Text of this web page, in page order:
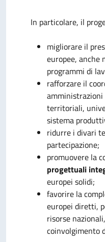
In particolare, il
migliorare il
europee, anche
programmi di
rafforzare il
territoriali,
sistema
ridurre i divari
partecipazione;
promuovere la
progettuali
europei solidi;
favorire la
europei diretti,
risorse
coinvolgimento